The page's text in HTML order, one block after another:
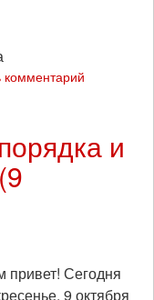
комментарий
и
привет! Сегодня
9 октября